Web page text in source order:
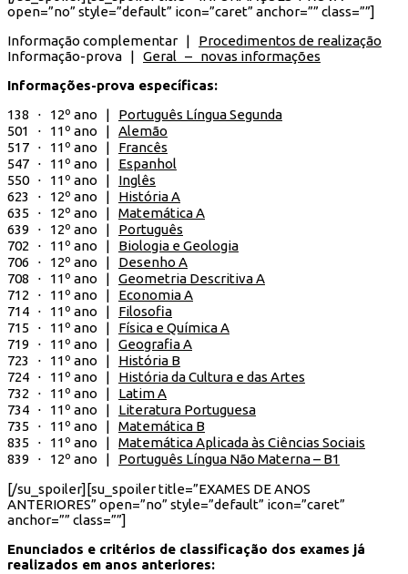
open=”no” style=”default” icon=”caret” anchor=”” class=””]
Informação complementar | Procedimentos de realização
Informação-prova | Geral – novas informações
Informações-prova específicas:
138 ⋅ 12º ano | Português Língua Segunda
501 ⋅ 11º ano | Alemão
517 ⋅ 11º ano | Francês
547 ⋅ 11º ano | Espanhol
550 ⋅ 11º ano | Inglês
623 ⋅ 12º ano | História A
635 ⋅ 12º ano | Matemática A
639 ⋅ 12º ano | Português
702 ⋅ 11º ano | Biologia e Geologia
706 ⋅ 12º ano | Desenho A
708 ⋅ 11º ano | Geometria Descritiva A
712 ⋅ 11º ano | Economia A
714 ⋅ 11º ano | Filosofia
715 ⋅ 11º ano | Física e Química A
719 ⋅ 11º ano | Geografia A
723 ⋅ 11º ano | História B
724 ⋅ 11º ano | História da Cultura e das Artes
732 ⋅ 11º ano | Latim A
734 ⋅ 11º ano | Literatura Portuguesa
735 ⋅ 11º ano | Matemática B
835 ⋅ 11º ano | Matemática Aplicada às Ciências Sociais
839 ⋅ 12º ano | Português Língua Não Materna – B1
[/su_spoiler][su_spoiler title=”EXAMES DE ANOS
ANTERIORES” open=”no” style=”default” icon=”caret”
anchor=”” class=””]
Enunciados e critérios de classificação dos exames já
realizados em anos anteriores: